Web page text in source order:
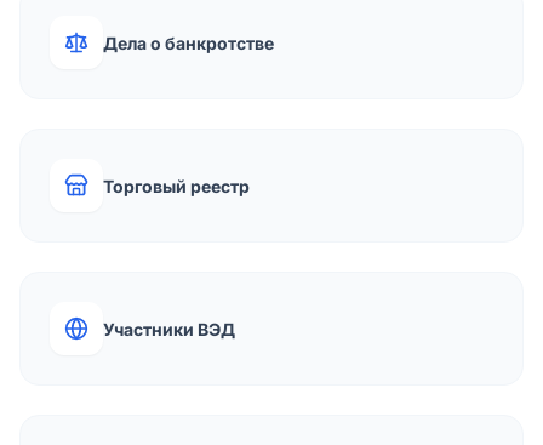
Дела о банкротстве
Торговый реестр
Участники ВЭД